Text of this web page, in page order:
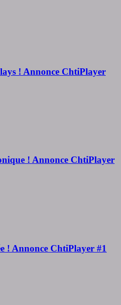
! Annonce ChtiPlayer
! Annonce ChtiPlayer
! Annonce ChtiPlayer #1